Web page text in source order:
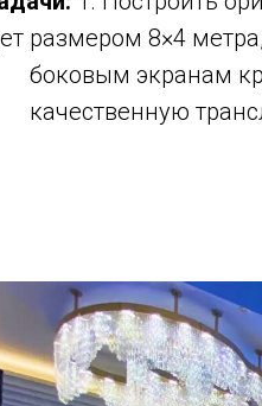
размером 8×4
боковым экранам
качественную